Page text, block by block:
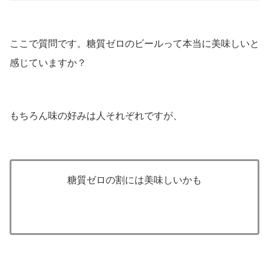
ここで質問です。糖質ゼロのビールって本当に美味しいと
感じていますか？
もちろん味の好みは人それぞれですが、
糖質ゼロの割には美味しいかも